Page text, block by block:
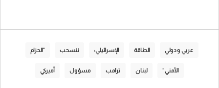
عربي و دولي الطاقة الإسرائيلي: ننسحب "الحزام
الأمني" لبنان ترامب مسؤول أميركي